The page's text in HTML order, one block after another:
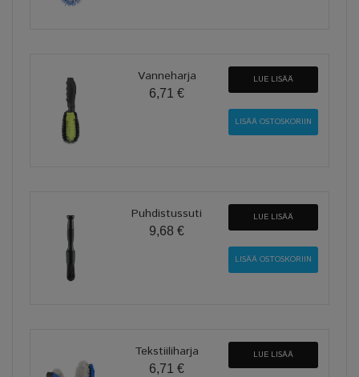
Vanneharja
6,71 €
LUE LISÄÄ
Puhdistussuti
9,68 €
LUE LISÄÄ
Tekstiiliharja
6,71 €
LUE LISÄÄ